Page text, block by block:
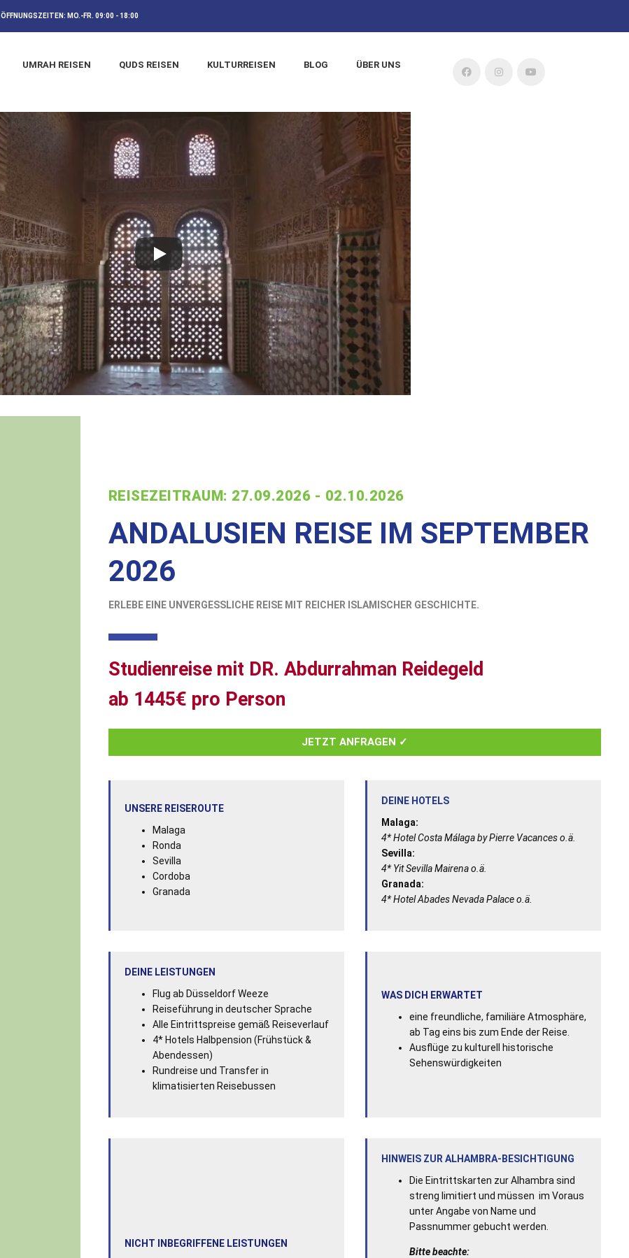
ÖFFNUNGSZEITEN: MO.-FR. 09:00 - 18:00
UMRAH REISEN QUDS REISEN KULTURREISEN BLOG
ÜBER UNS
REISEZEITRAUM: 27.09.2026 - 02.10.2026
ANDALUSIEN REISE IM SEPTEMBER
2026
ERLEBE EINE UNVERGESSLICHE REISE MIT REICHER ISLAMISCHER GESCHICHTE.
Studienreise mit DR. Abdurrahman Reidegeld
ab 1445€ pro Person
JETZT ANFRAGEN ✓
UNSERE REISEROUTE
Malaga
Ronda
Sevilla
Cordoba
Granada
DEINE HOTELS
Malaga:
4*Hotel Costa Málaga by Pierre Vacanceso.ä.
Sevilla:
4* Yit Sevilla Mairena o.ä.
Granada:
4* Hotel Abades Nevada Palaceo.ä.
DEINE LEISTUNGEN
Flug ab Düsseldorf Weeze
Reiseführung in deutscher Sprache
Alle Eintrittspreise gemäß Reiseverlauf
4* Hotels Halbpension (Frühstück &
Abendessen)
Rundreise und Transfer in
klimatisierten Reisebussen
WAS DICH ERWARTET
eine freundliche, familiäre Atmosphäre,
ab Tag eins bis zum Ende der Reise.
Ausflüge zu kulturell historische
Sehenswürdigkeiten
NICHT INBEGRIFFENE LEISTUNGEN
HINWEIS ZUR ALHAMBRA-BESICHTIGUNG
Die Eintrittskarten zur Alhambra sind
streng limitiert und müssen im Voraus
unter Angabe von Name und
Passnummer gebucht werden.
Bitte beachte: